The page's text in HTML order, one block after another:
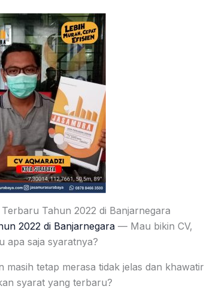
Tahun 2022 di Banjarnegara
2022 di Banjarnegara— Mau bikin CV,
apa saja syaratnya?
tetap merasa tidak jelas dan khawatir
syarat yang terbaru?